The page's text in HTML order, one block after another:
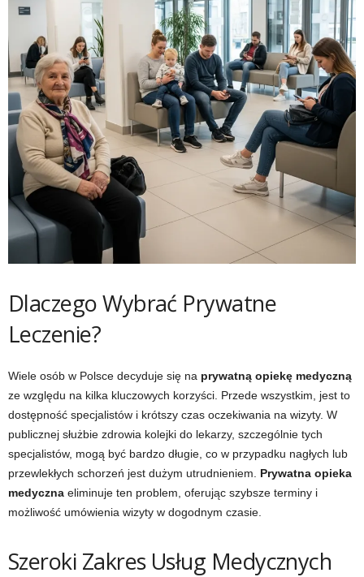
Dlaczego Wybrać Prywatne
Leczenie?
Wiele osób w Polsce decyduje się na prywatną opiekę medyczną
ze względu na kilka kluczowych korzyści. Przede wszystkim, jest to
dostępność specjalistów i krótszy czas oczekiwania na wizyty. W
publicznej służbie zdrowia kolejki do lekarzy, szczególnie tych
specjalistów, mogą być bardzo długie, co w przypadku nagłych lub
przewlekłych schorzeń jest dużym utrudnieniem. Prywatna opieka
medyczna eliminuje ten problem, oferując szybsze terminy i
możliwość umówienia wizyty w dogodnym czasie.
Szeroki Zakres Usług Medycznych